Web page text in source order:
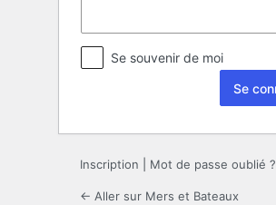
Se souvenir de moi
Inscription Mot de passe oublié ?
← Aller sur Mers et Bateaux